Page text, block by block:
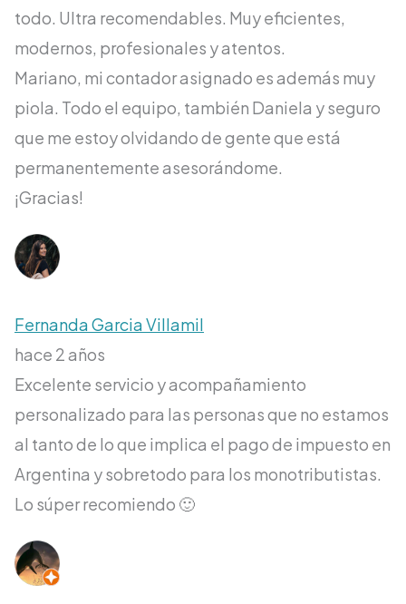
todo. Ultra recomendables. Muy eficientes,
modernos, profesionales y atentos.
Mariano, mi contador asignado es además muy
piola. Todo el equipo, también Daniela y seguro
que me estoy olvidando de gente que está
permanentemente asesorándome.
¡Gracias!
Fernanda Garcia Villamil
hace 2 años
Excelente servicio y acompañamiento
personalizado para las personas que no estamos
al tanto de lo que implica el pago de impuesto en
Argentina y sobretodo para los monotributistas.
Lo súper recomiendo 🙂